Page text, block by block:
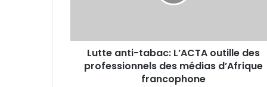
i
Lutte anti-tabac: L’ACTA outille des
professionnels des médias d’Afrique
francophone